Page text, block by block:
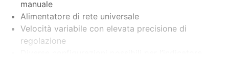
manuale
Alimentatore di rete universale
Velocità variabile con elevata precisione di
regolazione